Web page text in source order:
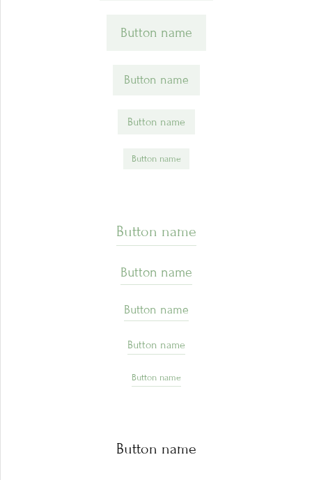
Button name
Button name
Button name
Button name
Button name
Button name
Button name
Button name
Button name
Button name